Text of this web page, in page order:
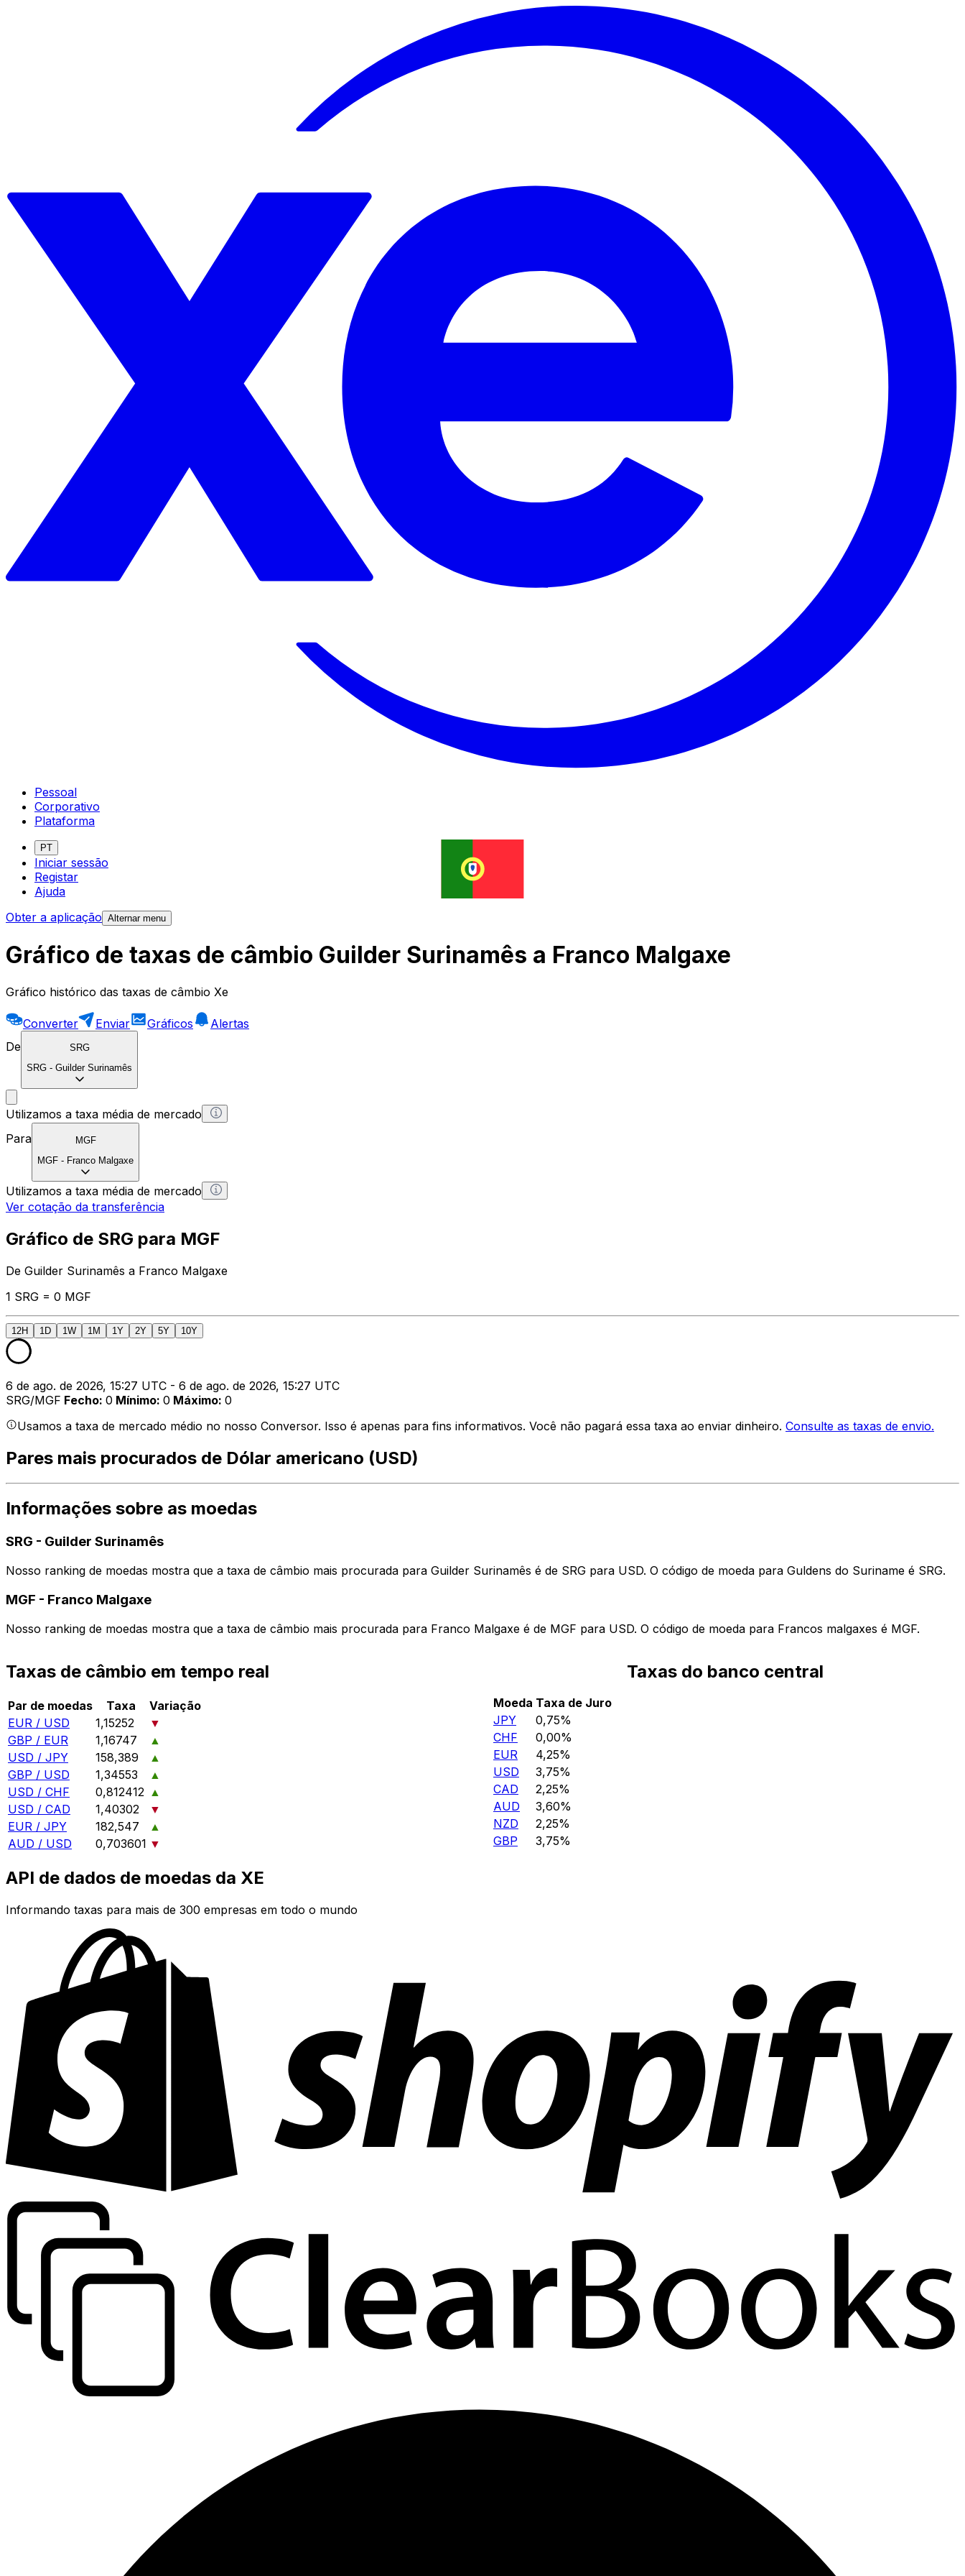
Pessoal
Corporativo
Plataforma
PT
Iniciar sessão
Registar
Ajuda
Obter a aplicação Alternar menu
Gráfico de taxas de câmbio Guilder Surinamês a Franco Malgaxe
Gráfico histórico das taxas de câmbio Xe
Converter Enviar Gráficos
Alertas
De
SRG
SRG - Guilder Surinamês
Utilizamos a taxa média de mercado
Para
MGF
MGF - Franco Malgaxe
Utilizamos a taxa média de mercado
Ver cotação da transferência
Gráfico de SRG para MGF
De Guilder Surinamês a Franco Malgaxe
1 SRG = 0 MGF
12H 1D 1W 1M 1Y 2Y 5Y 10Y
6 de ago. de 2026, 15:27 UTC - 6 de ago. de 2026, 15:27 UTC
SRG/MGF Fecho: 0 Mínimo: 0 Máximo: 0
Usamos a taxa de mercado médio no nosso Conversor. Isso é apenas para fins informativos. Você não pagará essa taxa ao enviar dinheiro. Consulte as taxas de envio.
Pares mais procurados de Dólar americano (USD)
Informações sobre as moedas
SRG - Guilder Surinamês
Nosso ranking de moedas mostra que a taxa de câmbio mais procurada para Guilder Surinamês é de SRG para USD. O código de moeda para Guldens do Suriname é SRG.
MGF - Franco Malgaxe
Nosso ranking de moedas mostra que a taxa de câmbio mais procurada para Franco Malgaxe é de MGF para USD. O código de moeda para Francos malgaxes é MGF.
Taxas de câmbio em tempo real
Par de moedas Taxa
Variação
EUR / USD
1,15252
▼
GBP / EUR
1,16747
▲
USD / JPY
158,389
▲
GBP / USD
1,34553
▲
USD / CHF
0,812412 ▲
USD / CAD
1,40302
▼
EUR / JPY
182,547
▲
AUD / USD
0,703601 ▼
Taxas do banco central
Moeda Taxa de Juro
JPY
0,75%
CHF
0,00%
EUR
4,25%
USD
3,75%
CAD
2,25%
AUD
3,60%
NZD
2,25%
GBP
3,75%
API de dados de moedas da XE
Informando taxas para mais de 300 empresas em todo o mundo